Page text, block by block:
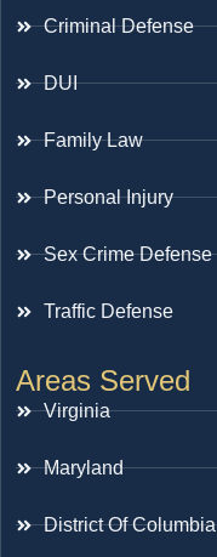
Criminal Defense
DUI
Family Law
Personal Injury
Sex Crime Defense
Traffic Defense
Areas Served
Virginia
Maryland
District Of Columbia